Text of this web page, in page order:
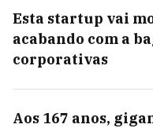
Esta startup vai
acabando com a
corporativas
Aos 167 anos,